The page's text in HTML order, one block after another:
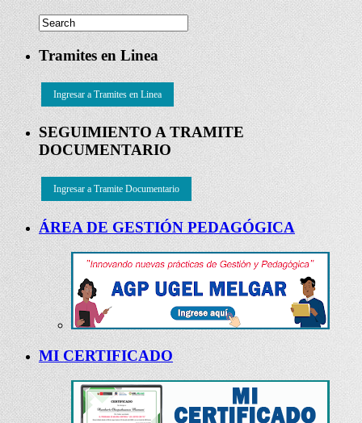
Tramites en Linea
Ingresar a Tramites en Linea
SEGUIMIENTO A TRAMITE
DOCUMENTARIO
Ingresar a Tramite Documentario
ÁREA DE GESTIÓN PEDAGÓGICA
MI CERTIFICADO